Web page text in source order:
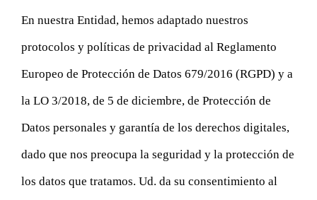
En nuestra Entidad, hemos adaptado nuestros
protocolos y políticas de privacidad al Reglamento
Europeo de Protección de Datos 679/2016 (RGPD) y a
la LO 3/2018, de 5 de diciembre, de Protección de
Datos personales y garantía de los derechos digitales,
dado que nos preocupa la seguridad y la protección de
los datos que tratamos. Ud. da su consentimiento al